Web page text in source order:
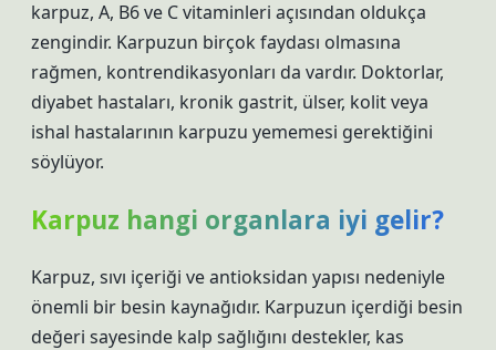
karpuz, A, B6 ve C vitaminleri açısından oldukça
zengindir. Karpuzun birçok faydası olmasına
rağmen, kontrendikasyonları da vardır. Doktorlar,
diyabet hastaları, kronik gastrit, ülser, kolit veya
ishal hastalarının karpuzu yememesi gerektiğini
söylüyor.
Karpuz hangi organlara iyi gelir?
Karpuz, sıvı içeriği ve antioksidan yapısı nedeniyle
önemli bir besin kaynağıdır. Karpuzun içerdiği besin
değeri sayesinde kalp sağlığını destekler, kas